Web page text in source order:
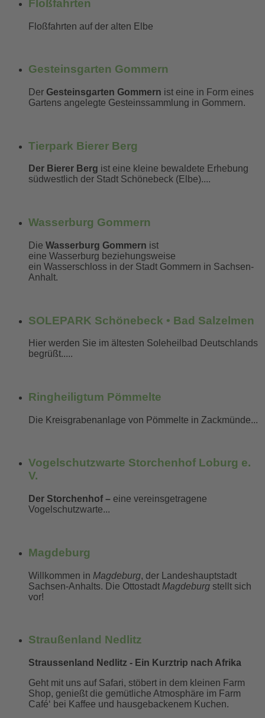
Floßfahrten
Floßfahrten auf der alten Elbe
Gesteinsgarten Gommern
Der Gesteinsgarten Gommern ist eine in Form eines
Gartens angelegte Gesteinssammlung in Gommern.
Tierpark Bierer Berg
Der Bierer Berg ist eine kleine bewaldete Erhebung
südwestlich der Stadt Schönebeck (Elbe)....
Wasserburg Gommern
Die Wasserburg Gommern ist
eine Wasserburg beziehungsweise
ein Wasserschloss in der Stadt Gommern in Sachsen-
Anhalt.
SOLEPARK Schönebeck • Bad Salzelmen
Hier werden Sie im ältesten Soleheilbad Deutschlands
begrüßt.....
Ringheiligtum Pömmelte
Die Kreisgrabenanlage von Pömmelte in Zackmünde...
Vogelschutzwarte Storchenhof Loburg e.
V.
Der Storchenhof – eine vereinsgetragene
Vogelschutzwarte...
Magdeburg
Willkommen in Magdeburg, der Landeshauptstadt
Sachsen-Anhalts. Die Ottostadt Magdeburg stellt sich
vor!
Straußenland Nedlitz
Straussenland Nedlitz - Ein Kurztrip nach Afrika
Geht mit uns auf Safari, stöbert in dem kleinen Farm
Shop, genießt die gemütliche Atmosphäre im Farm
Café‘ bei Kaffee und hausgebackenem Kuchen.